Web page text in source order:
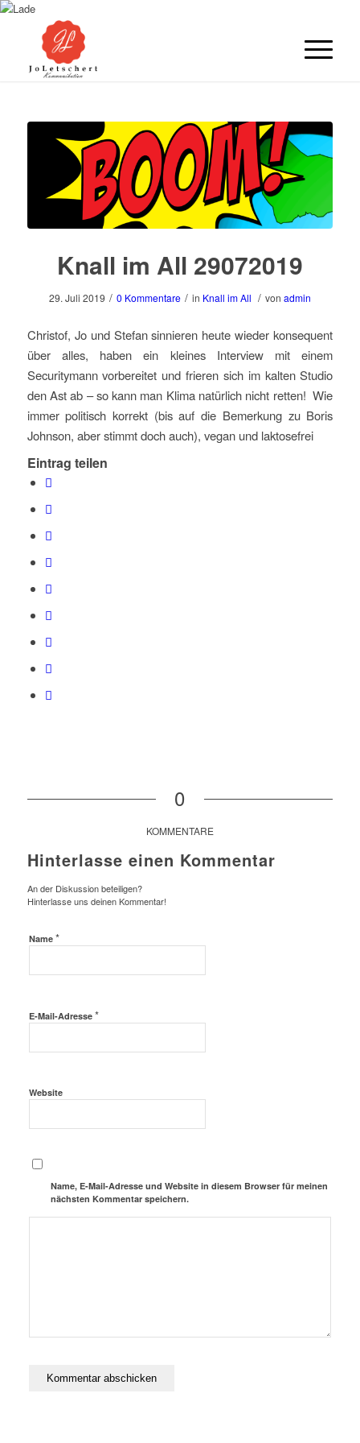
Knall im All 29072019
29. Juli 2019 / 0 Kommentare / in Knall im All / von admin
Christof, Jo und Stefan sinnieren heute wieder konsequent
über alles, haben ein kleines Interview mit einem
Securitymann vorbereitet und frieren sich im kalten Studio
den Ast ab – so kann man Klima natürlich nicht retten! Wie
immer politisch korrekt (bis auf die Bemerkung zu Boris
Johnson, aber stimmt doch auch), vegan und laktosefrei
Eintrag teilen
0
KOMMENTARE
Hinterlasse einen Kommentar
An der Diskussion beteiligen?
Hinterlasse uns deinen Kommentar!
Name *
E-Mail-Adresse *
Website
Name, E-Mail-Adresse und Website in diesem Browser für meinen
nächsten Kommentar speichern.